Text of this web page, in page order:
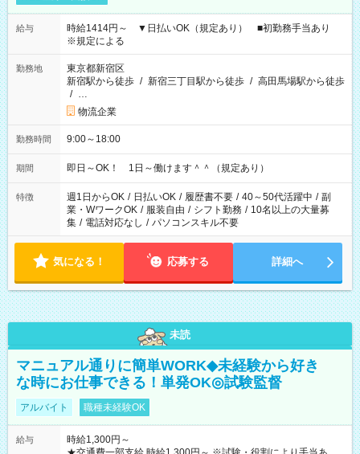
給与
時給1414円～ ▼日払いOK（規定あり） ■初勤務手当あり
※規定による
勤務地
東京都新宿区
新宿駅から徒歩 / 新宿三丁目駅から徒歩 / 高田馬場駅から徒歩
/ …
物流企業
勤務時間 9:00～18:00
期間 即日～OK！ 1日～働けます＾＾（規定あり）
特徴 週1日からOK / 日払いOK / 履歴書不要 / 40～50代活躍中 / 副
業・WワークOK / 服装自由 / シフト勤務 / 10名以上の大量募
集 / 電話対応なし / パソコンスキル不要
気になる！ 応募する 詳細へ
未読
マニュアル通りに簡単WORK◆未経験から好き
な時にお仕事できる！単発OK◎試験監督
アルバイト 職種未経験OK
給与
時給1,300円～